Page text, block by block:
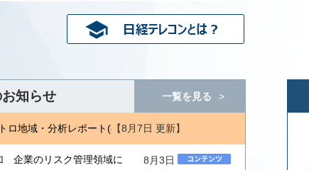
知らせ 一覧を見る
【8月7日 更新】
ロ地域・分析レポート(8/6) 日経バイオテク(7/27)
8月3日
企業のリスク管理領域に